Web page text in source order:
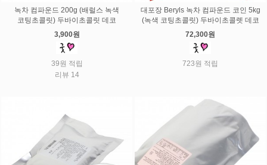
녹차 컴파운드 200g (배럴스 녹색
코팅초콜릿) 두바이초콜릿 데코
3,900원
39원 적립
리뷰 14
대포장 Beryls 녹차 컴파운드 코인 5kg
(녹색 코팅초콜릿) 두바이초콜렛 데코
72,300원
723원 적립